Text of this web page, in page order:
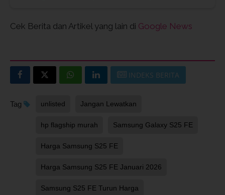
Cek Berita dan Artikel yang lain di Google News
INDEKS BERITA
Tag unlisted Jangan Lewatkan
hp flagship murah Samsung Galaxy S25 FE
Harga Samsung S25 FE
Harga Samsung S25 FE Januari 2026
Samsung S25 FE Turun Harga